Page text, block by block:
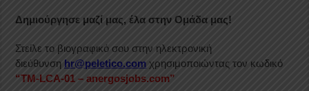
Δημιούργησε μαζί μας, έλα στην Ομάδα μας!
Στείλε το βιογραφικό σου στην ηλεκτρονική
διεύθυνση hr@peletico.com χρησιμοποιώντας τον κωδικό
“ΤΜ-LCA-01 – anergosjobs.com”